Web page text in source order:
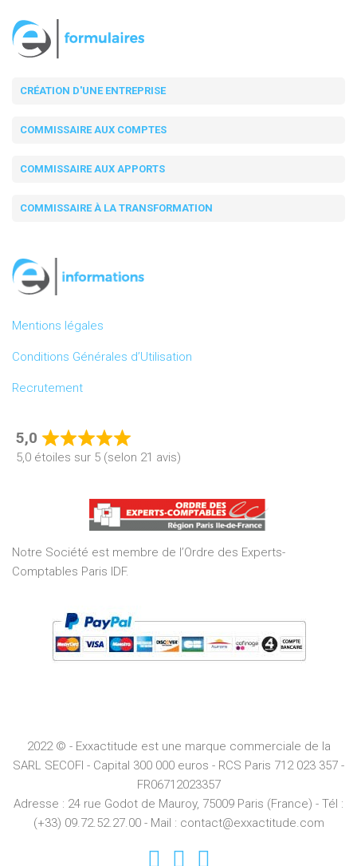
CRÉATION D'UNE ENTREPRISE
COMMISSAIRE AUX COMPTES
COMMISSAIRE AUX APPORTS
COMMISSAIRE À LA TRANSFORMATION
Mentions légales
Conditions Générales d’Utilisation
Recrutement
5,0
Rated
5,0
of
5
5,0 étoiles sur 5 (selon 21 avis)
Notre Société est membre de l’Ordre des Experts-
Comptables Paris IDF.
2022 © - Exxactitude est une marque commerciale de la
SARL SECOFI - Capital 300 000 euros - RCS Paris 712 023 357 -
FR06712023357
Adresse : 24 rue Godot de Mauroy, 75009 Paris (France) - Tél :
(+33) 09.72.52.27.00 - Mail : contact@exxactitude.com